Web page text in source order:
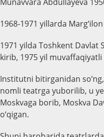
1968-1971 yillarda
1971 yilda Toshkent Davlat
kirib, 1975 yil
Institutni bitirganidan
nomli teatrga yuborilib, u
Moskvaga borib, Moskva
o‘qigan.